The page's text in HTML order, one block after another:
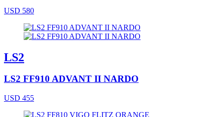
USD 580
LS2
LS2 FF910 ADVANT II NARDO
USD 455